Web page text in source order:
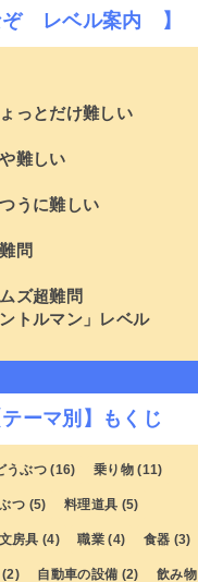
ぞ レベル案内 】
っとだけ難しい
難しい
うに難しい
問
ムズ超難問
トルマン」レベル
ーマ別】もくじ
うぶつ (16) 乗り物 (11)
つ (5) 料理道具 (5)
文房具 (4) 職業 (4) 食器 (3)
(2) 自動車の設備 (2) 飲み物